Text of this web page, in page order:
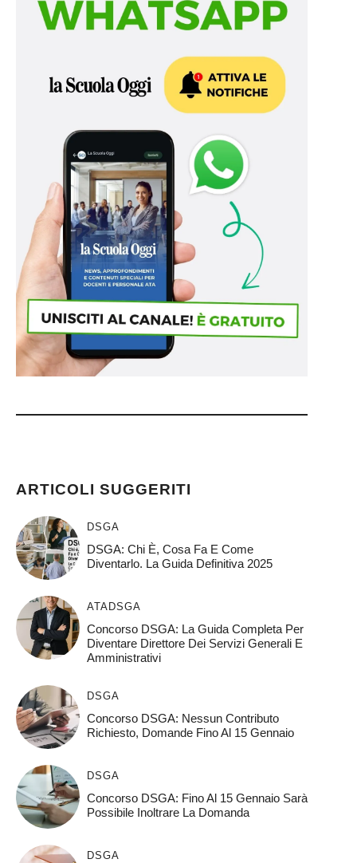
ARTICOLI SUGGERITI
DSGA
DSGA: Chi È, Cosa Fa E Come
Diventarlo. La Guida Definitiva 2025
ATA DSGA
Concorso DSGA: La Guida Completa Per
Diventare Direttore Dei Servizi Generali E
Amministrativi
DSGA
Concorso DSGA: Nessun Contributo
Richiesto, Domande Fino Al 15 Gennaio
DSGA
Concorso DSGA: Fino Al 15 Gennaio Sarà
Possibile Inoltrare La Domanda
DSGA